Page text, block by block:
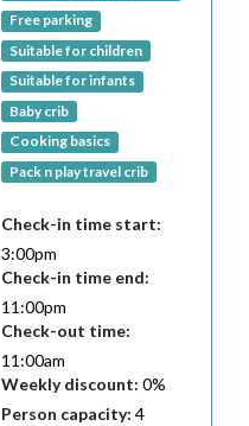
Free parking
Suitable for children
Suitable for infants
Baby crib
Cooking basics
Pack n play travel crib
Check-in time start:
3:00pm
Check-in time end:
11:00pm
Check-out time:
11:00am
Weekly discount: 0%
Person capacity: 4